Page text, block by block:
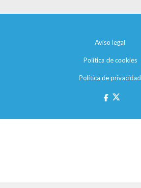
Aviso legal
Política de cookies
Política de privacidad